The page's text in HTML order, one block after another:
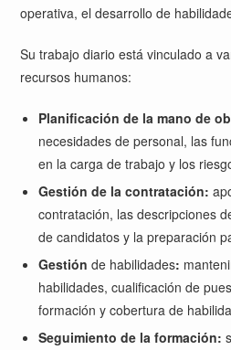
operativa, el desarrollo de
Su trabajo diario está vinculado a
recursos humanos:
Planificación de la mano de
necesidades de personal, las
en la carga de trabajo y los
Gestión de la contratación:
contratación, las descripciones
de candidatos y la preparación
Gestión de habilidades:
habilidades, cualificación de
formación y cobertura de
Seguimiento de la formación: